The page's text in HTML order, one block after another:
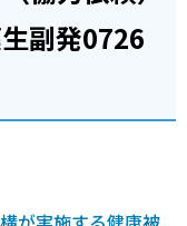
副発0726